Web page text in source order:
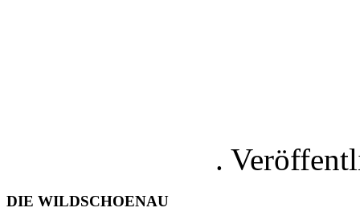
.
DIE WILDSCHOENAU